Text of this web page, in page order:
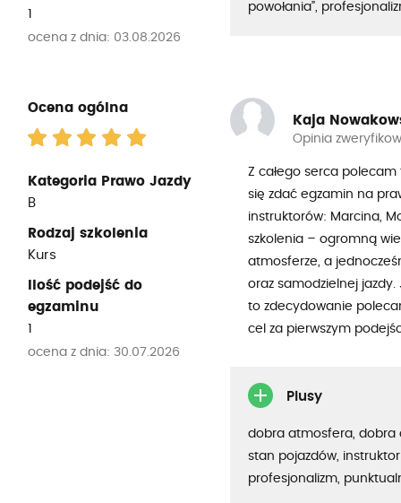
1
ocena z dnia: 03.08.2026
powołania”,
Ocena ogólna
Kategoria Prawo Jazdy
B
Rodzaj szkolenia
Kurs
Ilość podejść do
egzaminu
1
ocena z dnia: 30.07.2026
Kaja
Opinia
Z całego serca
się zdać egzamin na
instruktorów: Marcina,
szkolenia – ogromną
atmosferze, a
oraz samodzielnej jazdy.
to zdecydowanie
cel za pierwszym
Plusy
dobra atmosfera, dobra
stan pojazdów, instruktor
profesjonalizm,